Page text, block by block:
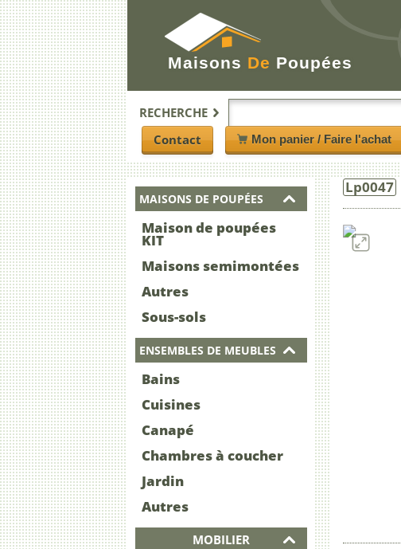
Maisons De Poupées
RECHERCHE
Contact
Mon panier / Faire l'achat
MAISONS DE POUPÉES
Maison de poupées
KIT
Maisons semimontées
Autres
Sous-sols
ENSEMBLES DE MEUBLES
Bains
Cuisines
Canapé
Chambres à coucher
Jardin
Autres
MOBILIER
Lp0047